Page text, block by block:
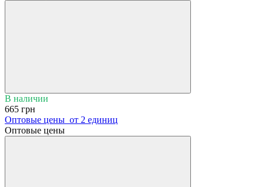
В наличии
665 грн
Оптовые цены от 2 единиц
Оптовые цены